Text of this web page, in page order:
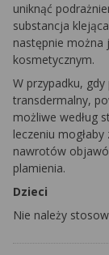
uniknąć
substancja
następnie można
kosmetycznym.
W przypadku,
transdermalny,
możliwe według
leczeniu
nawrotów
plamienia.
Dzieci
Nie należy